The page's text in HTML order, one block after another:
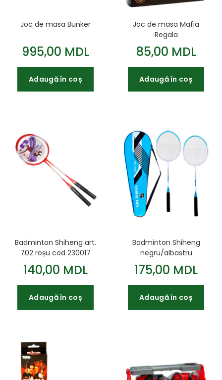
Joc de masa Bunker
995,00 MDL
Adaugă în coș
Joc de masa Mafia
Regala
85,00 MDL
Adaugă în coș
Badminton Shiheng art.
702 roșu cod 230017
140,00 MDL
Adaugă în coș
Badminton Shiheng
negru/albastru
175,00 MDL
Adaugă în coș